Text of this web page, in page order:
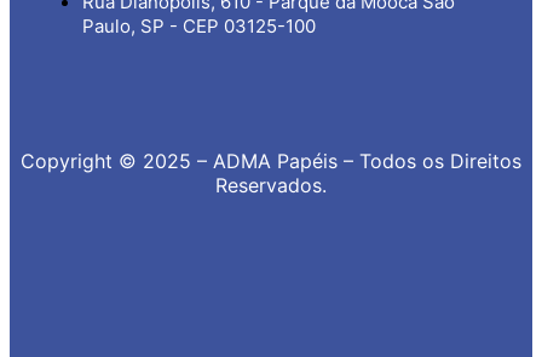
Paulo, SP - CEP 03125-100
Copyright © 2025 – ADMA Papéis – Todos os Direitos
Reservados.